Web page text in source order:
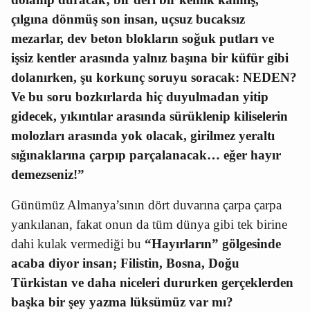
çılgına dönmüş son insan, uçsuz bucaksız
mezarlar, dev beton blokların soğuk putları ve
işsiz kentler arasında yalnız başına bir küfür gibi
dolanırken, şu korkunç soruyu soracak: NEDEN?
Ve bu soru bozkırlarda hiç duyulmadan yitip
gidecek, yıkıntılar arasında sürüklenip kiliselerin
molozları arasında yok olacak, girilmez yeraltı
sığınaklarına çarpıp parçalanacak… eğer hayır
demezseniz!”
Günümüz Almanya’sının dört duvarına çarpa çarpa
yankılanan, fakat onun da tüm dünya gibi tek birine
dahi kulak vermediği bu “Hayırların” gölgesinde
acaba diyor insan; Filistin, Bosna, Doğu
Türkistan ve daha niceleri dururken gerçeklerden
başka bir şey yazma lüksümüz var mı?